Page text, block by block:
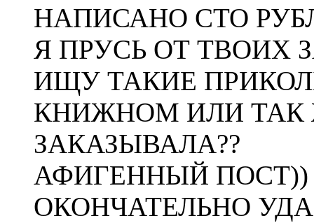
НАПИСАНО СТО
Я ПРУСЬ ОТ ТВОИХ
ИЩУ ТАКИЕ
КНИЖНОМ ИЛИ ТАК
ЗАКАЗЫВАЛА??
АФИГЕННЫЙ
ОКОНЧАТЕЛЬНО